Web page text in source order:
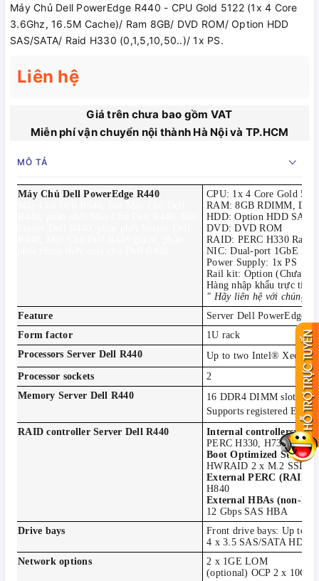
Máy Chủ Dell PowerEdge R440 - CPU Gold 5122 (1x 4 Core
3.6Ghz, 16.5M Cache)/ Ram 8GB/ DVD ROM/ Option HDD
SAS/SATA/ Raid H330 (0,1,5,10,50..)/ 1x PS.
Liên hệ
Giá trên chưa bao gồm VAT
Miễn phí vận chuyển nội thành Hà Nội và TP.HCM
MÔ TẢ
Máy Chủ Dell PowerEdge R440
CPU: 1x 4 Core Gold
RAM: 8GB RDIMM,
HDD: Option HDD SAS/
DVD: DVD ROM
RAID: PERC H330 Raid
NIC: Dual-port 1GbE
Power Supply: 1x PS
Rail kit: Option (Chưa
Hàng nhập khẩu trực tiếp
" Hãy liên hệ với chúng
Feature
Server Dell PowerEdge
Form factor
1U rack
Processors Server Dell R440
Up to two Intel® Xeon®
Processor sockets
2
Memory Server Dell R440
16 DDR4 DIMM slots,
Supports registered ECC
RAID controller Server Dell R440
Internal controllers:
PERC H330, H730p,
Boot Optimized Storage
HWRAID 2 x M.2 SSDs
External PERC (RAID):
H840
External HBAs (non-
12 Gbps SAS HBA
Drive bays
Front drive bays: Up to
4 x 3.5 SAS/SATA HDD
Network options
2 x 1GE LOM
(optional) OCP 2 x 10GE